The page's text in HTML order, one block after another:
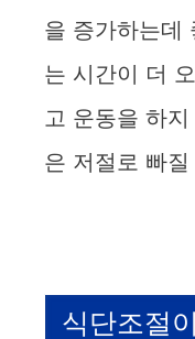
을 증가하는데
는 시간이 더
고 운동을 하
은 저절로 빠
식단조절